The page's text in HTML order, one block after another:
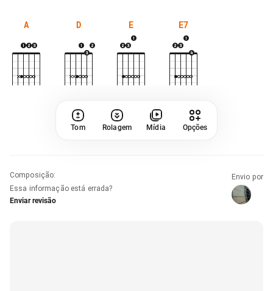
A D E E7
Tom Rolagem Mídia Opções
Composição:
Essa informação está errada?
Enviar revisão
Envio por